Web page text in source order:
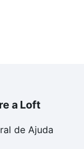
a Loft
de Ajuda